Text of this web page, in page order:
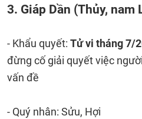
3. Giáp Dần (Thủy, nam
- Khẩu quyết: Tử vi tháng 7/
đừng cố giải quyết việc
vấn đề
- Quý nhân: Sửu, Hợi